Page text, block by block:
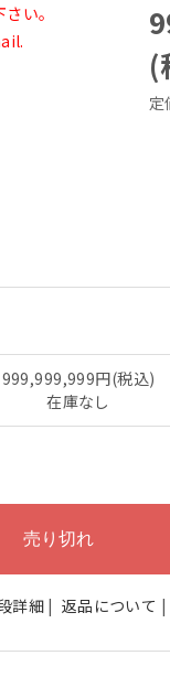
い。
(
定
999,999,999円(税込)
在庫なし
詳細 | 返品について |